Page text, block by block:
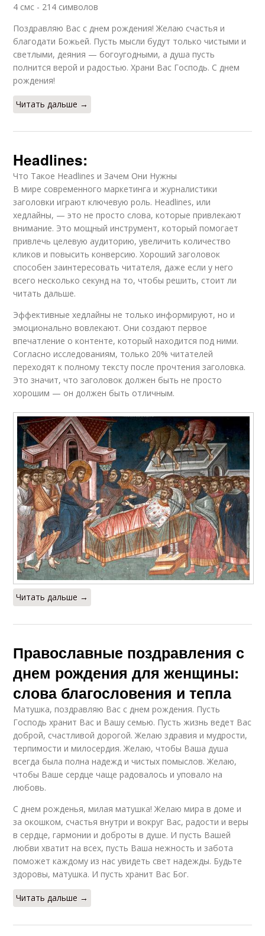
4 смс - 214 символов
Поздравляю Вас с днем рождения! Желаю счастья и
благодати Божьей. Пусть мысли будут только чистыми и
светлыми, деяния — богоугодными, а душа пусть
полнится верой и радостью. Храни Вас Господь. С днем
рождения!
Читать дальше →
Headlines:
Что Такое Headlines и Зачем Они Нужны
В мире современного маркетинга и журналистики
заголовки играют ключевую роль. Headlines, или
хедлайны, — это не просто слова, которые привлекают
внимание. Это мощный инструмент, который помогает
привлечь целевую аудиторию, увеличить количество
кликов и повысить конверсию. Хороший заголовок
способен заинтересовать читателя, даже если у него
всего несколько секунд на то, чтобы решить, стоит ли
читать дальше.
Эффективные хедлайны не только информируют, но и
эмоционально вовлекают. Они создают первое
впечатление о контенте, который находится под ними.
Согласно исследованиям, только 20% читателей
переходят к полному тексту после прочтения заголовка.
Это значит, что заголовок должен быть не просто
хорошим — он должен быть отличным.
Читать дальше →
Православные поздравления с
днем рождения для женщины:
слова благословения и тепла
Матушка, поздравляю Вас с днем рождения. Пусть
Господь хранит Вас и Вашу семью. Пусть жизнь ведет Вас
доброй, счастливой дорогой. Желаю здравия и мудрости,
терпимости и милосердия. Желаю, чтобы Ваша душа
всегда была полна надежд и чистых помыслов. Желаю,
чтобы Ваше сердце чаще радовалось и уповало на
любовь.
С днем рожденья, милая матушка! Желаю мира в доме и
за окошком, счастья внутри и вокруг Вас, радости и веры
в сердце, гармонии и доброты в душе. И пусть Вашей
любви хватит на всех, пусть Ваша нежность и забота
поможет каждому из нас увидеть свет надежды. Будьте
здоровы, матушка. И пусть хранит Вас Бог.
Читать дальше →